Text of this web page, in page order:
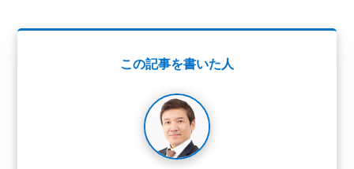
この記事を書いた人